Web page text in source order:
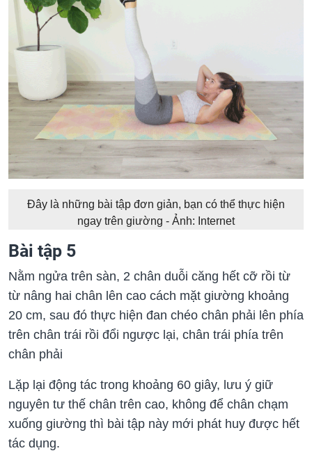
Đây là những bài tập đơn giản, bạn có thể thực hiện
ngay trên giường - Ảnh: Internet
Bài tập 5
Nằm ngửa trên sàn, 2 chân duỗi căng hết cỡ rồi từ
từ nâng hai chân lên cao cách mặt giường khoảng
20 cm, sau đó thực hiện đan chéo chân phải lên phía
trên chân trái rồi đổi ngược lại, chân trái phía trên
chân phải
Lặp lại động tác trong khoảng 60 giây, lưu ý giữ
nguyên tư thế chân trên cao, không để chân chạm
xuống giường thì bài tập này mới phát huy được hết
tác dụng.